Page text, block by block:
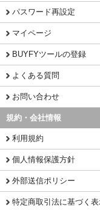
パスワード再設定
マイページ
BUYFYツールの登録
よくある質問
お問い合わせ
規約・会社情報
利用規約
個人情報保護方針
外部送信ポリシー
特定商取引法に基づく